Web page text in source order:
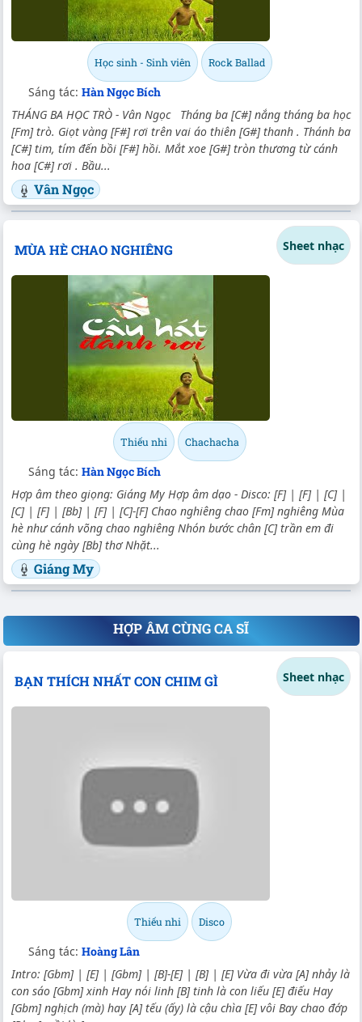
Học sinh - Sinh viên Rock Ballad
Sáng tác: Hàn Ngọc Bích
THÁNG BA HỌC TRÒ - Vân Ngọc Tháng ba [C#] nắng tháng ba học
[Fm] trò. Giọt vàng [F#] rơi trên vai áo thiên [G#] thanh . Thánh ba
[C#] tim, tím đến bồi [F#] hồi. Mắt xoe [G#] tròn thương từ cánh
hoa [C#] rơi . Bầu...
Vân Ngọc
MÙA HÈ CHAO NGHIÊNG Sheet nhạc
Thiếu nhi Chachacha
Sáng tác: Hàn Ngọc Bích
Hợp âm theo giọng: Giáng My Hợp âm dạo - Disco: [F] | [F] | [C] |
[C] | [F] | [Bb] | [F] | [C]-[F] Chao nghiêng chao [Fm] nghiêng Mùa
hè như cánh võng chao nghiêng Nhón bước chân [C] trần em đi
cùng hè ngày [Bb] thơ Nhặt...
Giáng My
HỢP ÂM CÙNG CA SĨ
BẠN THÍCH NHẤT CON CHIM GÌ Sheet nhạc
Thiếu nhi Disco
Sáng tác: Hoàng Lân
Intro: [Gbm] | [E] | [Gbm] | [B]-[E] | [B] | [E] Vừa đi vừa [A] nhảy là
con sáo [Gbm] xinh Hay nói linh [B] tinh là con liếu [E] điếu Hay
[Gbm] nghịch (mà) hay [A] tếu (ấy) là cậu chìa [E] vôi Bay chao đớp